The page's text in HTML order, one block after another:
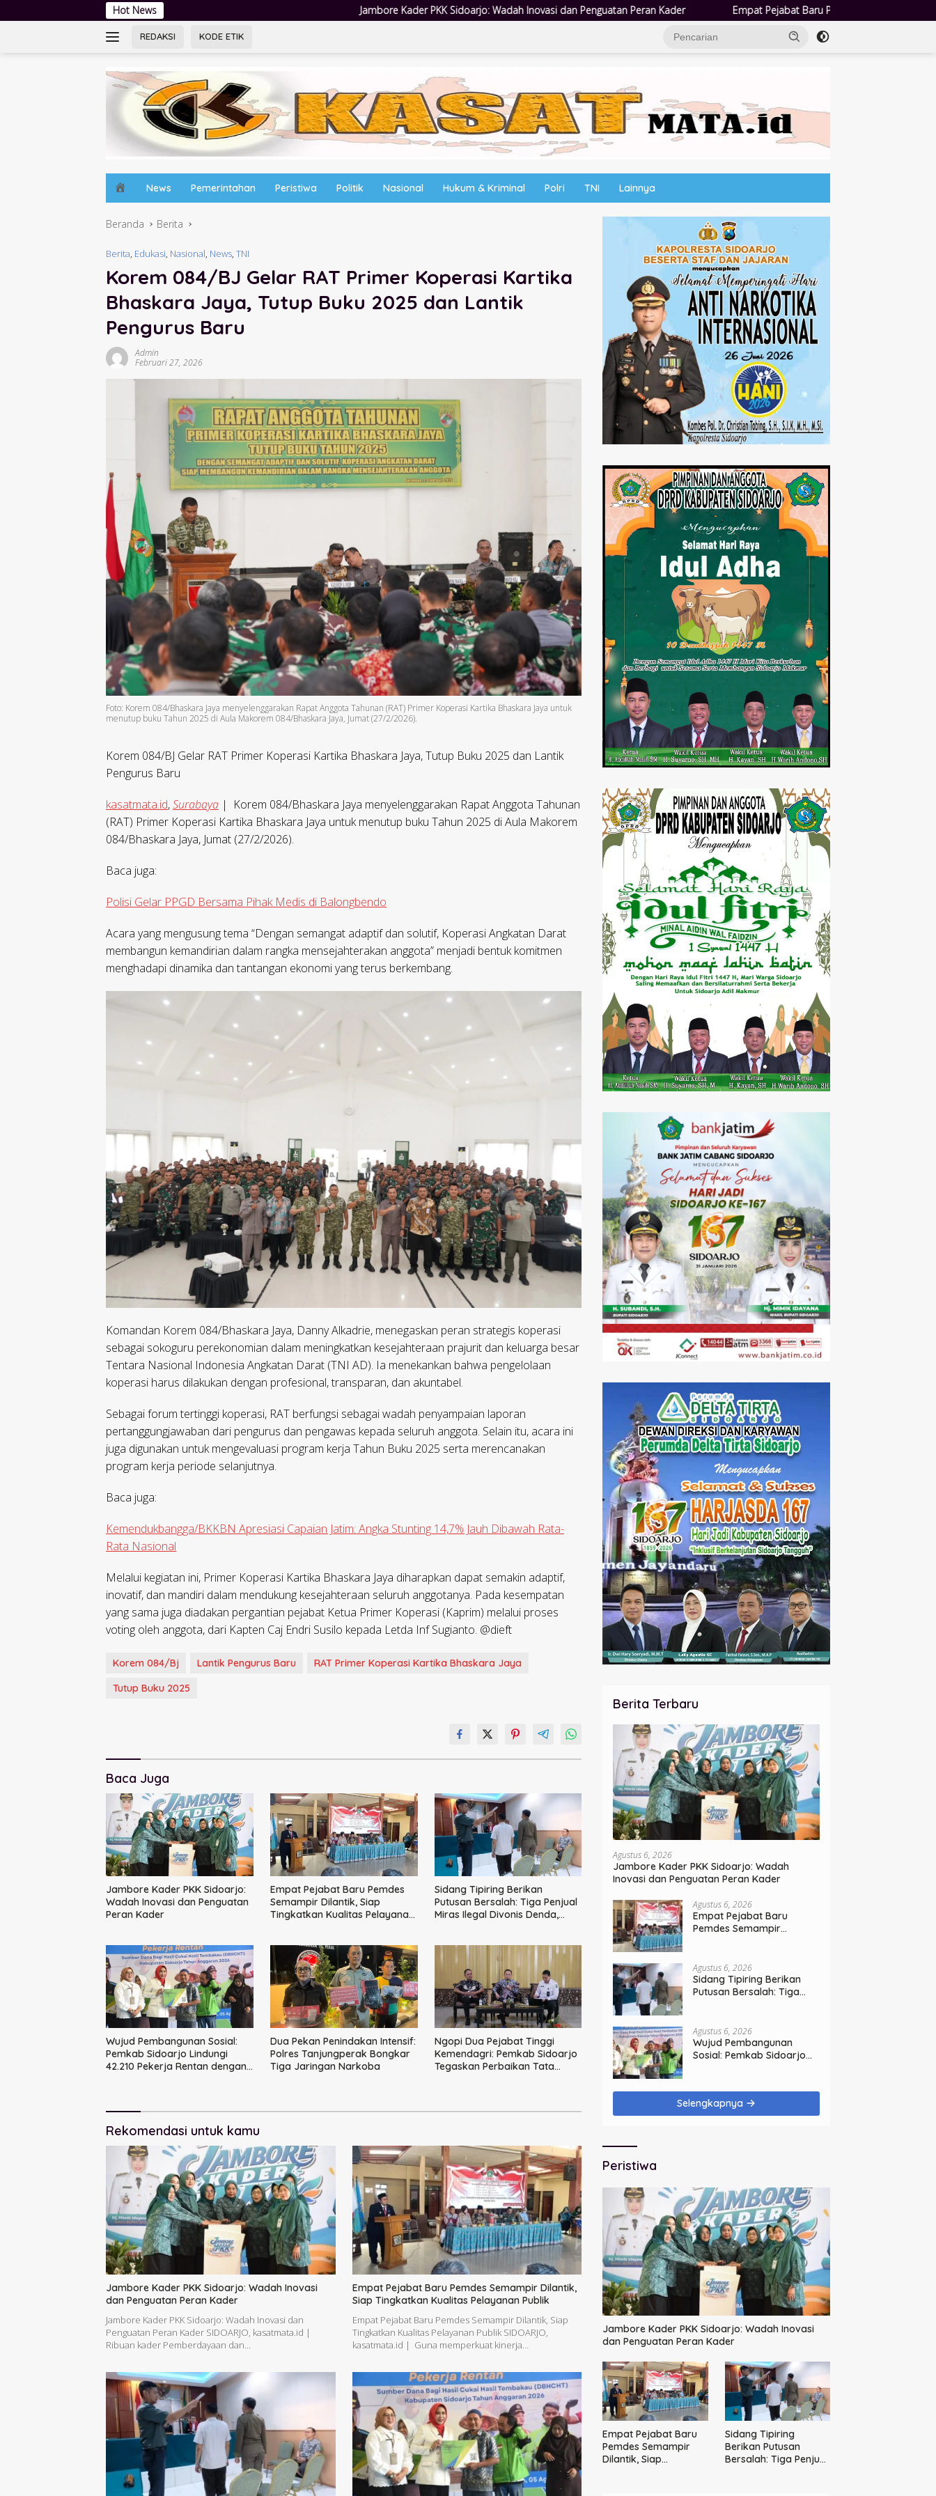
ke
Hot News Jambore Kader PKK Sidoarjo: Wadah Inovasi dan Penguatan Peran Kader Empat Pejabat Baru Pemdes Semampir Dilantik, Siap Tingkatkan Kualitas
REDAKSI KODE ETIK
o
e
News Pemerintahan Peristiwa Politik Nasional Hukum & Kriminal Polri TNI Lainnya
Beranda Berita
Berita, Edukasi, Nasional, News, TNI
Korem 084/BJ Gelar RAT Primer Koperasi Kartika
Bhaskara Jaya, Tutup Buku 2025 dan Lantik
Pengurus Baru
Admin
Februari 27, 2026
Foto: Korem 084/Bhaskara Jaya menyelenggarakan Rapat Anggota Tahunan (RAT) Primer Koperasi Kartika Bhaskara Jaya untuk
menutup buku Tahun 2025 di Aula Makorem 084/Bhaskara Jaya, Jumat (27/2/2026).
Korem 084/BJ Gelar RAT Primer Koperasi Kartika Bhaskara Jaya, Tutup Buku 2025 dan Lantik
Pengurus Baru
kasatmata.id,Surabaya | Korem 084/Bhaskara Jaya menyelenggarakan Rapat Anggota Tahunan
(RAT) Primer Koperasi Kartika Bhaskara Jaya untuk menutup buku Tahun 2025 di Aula Makorem
084/Bhaskara Jaya, Jumat (27/2/2026).
Baca juga:
Polisi Gelar PPGD Bersama Pihak Medis di Balongbendo
Acara yang mengusung tema “Dengan semangat adaptif dan solutif, Koperasi Angkatan Darat
membangun kemandirian dalam rangka mensejahterakan anggota” menjadi bentuk komitmen
menghadapi dinamika dan tantangan ekonomi yang terus berkembang.
Komandan Korem 084/Bhaskara Jaya, Danny Alkadrie, menegaskan peran strategis koperasi
sebagai sokoguru perekonomian dalam meningkatkan kesejahteraan prajurit dan keluarga besar
Tentara Nasional Indonesia Angkatan Darat (TNI AD). Ia menekankan bahwa pengelolaan
koperasi harus dilakukan dengan profesional, transparan, dan akuntabel.
Sebagai forum tertinggi koperasi, RAT berfungsi sebagai wadah penyampaian laporan
pertanggungjawaban dari pengurus dan pengawas kepada seluruh anggota. Selain itu, acara ini
juga digunakan untuk mengevaluasi program kerja Tahun Buku 2025 serta merencanakan
program kerja periode selanjutnya.
Baca juga:
Kemendukbangga/BKKBN Apresiasi Capaian Jatim: Angka Stunting 14,7% Jauh Dibawah Rata-
Rata Nasional
Melalui kegiatan ini, Primer Koperasi Kartika Bhaskara Jaya diharapkan dapat semakin adaptif,
inovatif, dan mandiri dalam mendukung kesejahteraan seluruh anggotanya. Pada kesempatan
yang sama juga diadakan pergantian pejabat Ketua Primer Koperasi (Kaprim) melalui proses
voting oleh anggota, dari Kapten Caj Endri Susilo kepada Letda Inf Sugianto. @dieft
Korem 084/Bj Lantik Pengurus Baru
RAT Primer Koperasi Kartika Bhaskara Jaya
Tutup Buku 2025
Baca Juga
Jambore Kader PKK Sidoarjo:
Wadah Inovasi dan Penguatan
Peran Kader
Empat Pejabat Baru Pemdes
Semampir Dilantik, Siap
Tingkatkan Kualitas Pelayanan
Sidang Tipiring Berikan
Putusan Bersalah: Tiga Penjual
Miras Ilegal Divonis Denda,
Wujud Pembangunan Sosial:
Pemkab Sidoarjo Lindungi
42.210 Pekerja Rentan dengan
Dua Pekan Penindakan Intensif:
Polres Tanjungperak Bongkar
Tiga Jaringan Narkoba
Ngopi Dua Pejabat Tinggi
Kemendagri: Pemkab Sidoarjo
Tegaskan Perbaikan Tata
Rekomendasi untuk kamu
Jambore Kader PKK Sidoarjo: Wadah Inovasi
dan Penguatan Peran Kader
Jambore Kader PKK Sidoarjo: Wadah Inovasi dan
Penguatan Peran Kader SIDOARJO, kasatmata.id |
Ribuan kader Pemberdayaan dan…
Empat Pejabat Baru Pemdes Semampir Dilantik,
Siap Tingkatkan Kualitas Pelayanan Publik
Empat Pejabat Baru Pemdes Semampir Dilantik, Siap
Tingkatkan Kualitas Pelayanan Publik SIDOARJO,
kasatmata.id | Guna memperkuat kinerja…
Berita Terbaru
Agustus 6, 2026
Jambore Kader PKK Sidoarjo: Wadah
Inovasi dan Penguatan Peran Kader
Agustus 6, 2026
Empat Pejabat Baru
Pemdes Semampir
Agustus 6, 2026
Sidang Tipiring Berikan
Putusan Bersalah: Tiga
Dimusnahkan
Agustus 6, 2026
Wujud Pembangunan
Sosial: Pemkab Sidoarjo
Ketenagakerjaan
Selengkapnya
Peristiwa
Jambore Kader PKK Sidoarjo: Wadah Inovasi
dan Penguatan Peran Kader
Empat Pejabat Baru
Pemdes Semampir
Dilantik, Siap
Sidang Tipiring
Berikan Putusan
Bersalah: Tiga Penjual